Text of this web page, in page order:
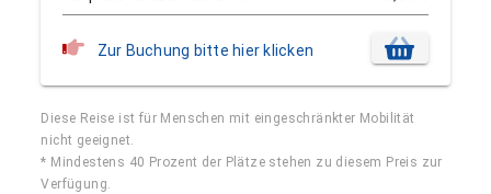
Zur Buchung bitte hier klicken
Diese Reise ist für Menschen mit eingeschränkter Mobilität
nicht geeignet.
* Mindestens 40 Prozent der Plätze stehen zu diesem Preis zur
Verfügung.